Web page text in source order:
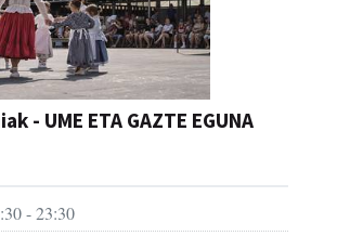
- UME ETA GAZTE EGUNA
- 23:30